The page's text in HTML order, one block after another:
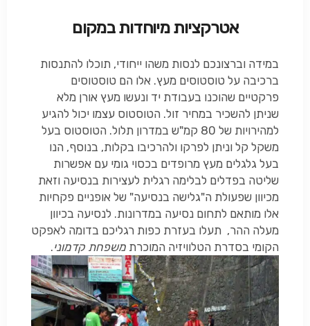
אטרקציות מיוחדות במקום
במידה וברצונכם לנסות משהו ייחודי, תוכלו להתנסות
ברכיבה על טוסטוסים מעץ. אלו הם טוסטוסים
פרקטיים שהוכנו בעבודת יד ונעשו מעץ אורן מלא
שניתן להשכיר במחיר זול. הטוסטוס עצמו יכול להגיע
למהירויות של 80 קמ"ש במדרון תלול. הטוסטוס בעל
משקל קל וניתן לפרקו ולהרכיבו בקלות, בנוסף, הנו
בעל גלגלים מעץ מרופדים בכסוי גומי עם אפשרות
שליטה בפדלים לבלימה רגלית לעצירות בנסיעה וזאת
מכיוון שפעולת ה"גלישה בנסיעה" של אופניים פקחיות
אלו מותאם לתחום נסיעה במדרונות. לנסיעה בכיוון
מעלה ההר, תעלו בעזרת כפות רגליכם בדומה לאפקט
הקומי בסדרת הטלוויזיה המוכרת משפחת קדמוני.